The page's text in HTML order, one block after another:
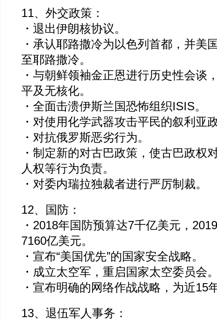
11、外交政策：
・退出伊朗核协议。
・承认耶路撒冷为以色列首都，并美
至耶路撒冷。
・与朝鲜领袖金正恩进行历史性会谈
平及无核化。
・全面击溃伊斯兰国恐怖组织ISIS。
・对使用化学武器攻击平民的叙利亚
・对抗俄罗斯恶劣行为。
・制定新的对古巴政策，使古巴政权
人权等行为负责。
・对委内瑞拉独裁者进行严厉制裁。
12、国防：
・2018年国防预算达7千亿美元，
7160亿美元。
・宣布“美国优先”的国家安全战略。
・成立太空军，重启国家太空委员会
・宣布明确的网络作战战略，为近15
13、退伍军人事务：